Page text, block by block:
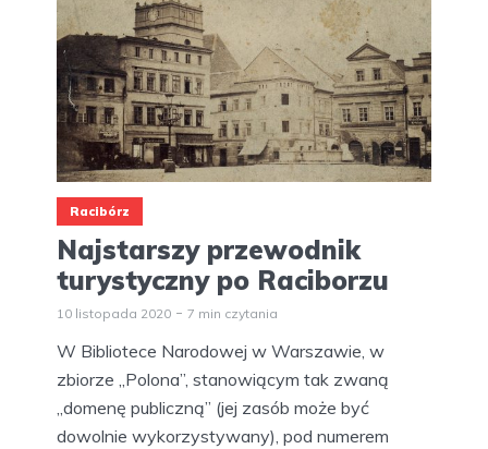
Racibórz
Najstarszy przewodnik
turystyczny po Raciborzu
10 listopada 2020 7 min czytania
W Bibliotece Narodowej w Warszawie, w
zbiorze „Polona”, stanowiącym tak zwaną
„domenę publiczną” (jej zasób może być
dowolnie wykorzystywany), pod numerem